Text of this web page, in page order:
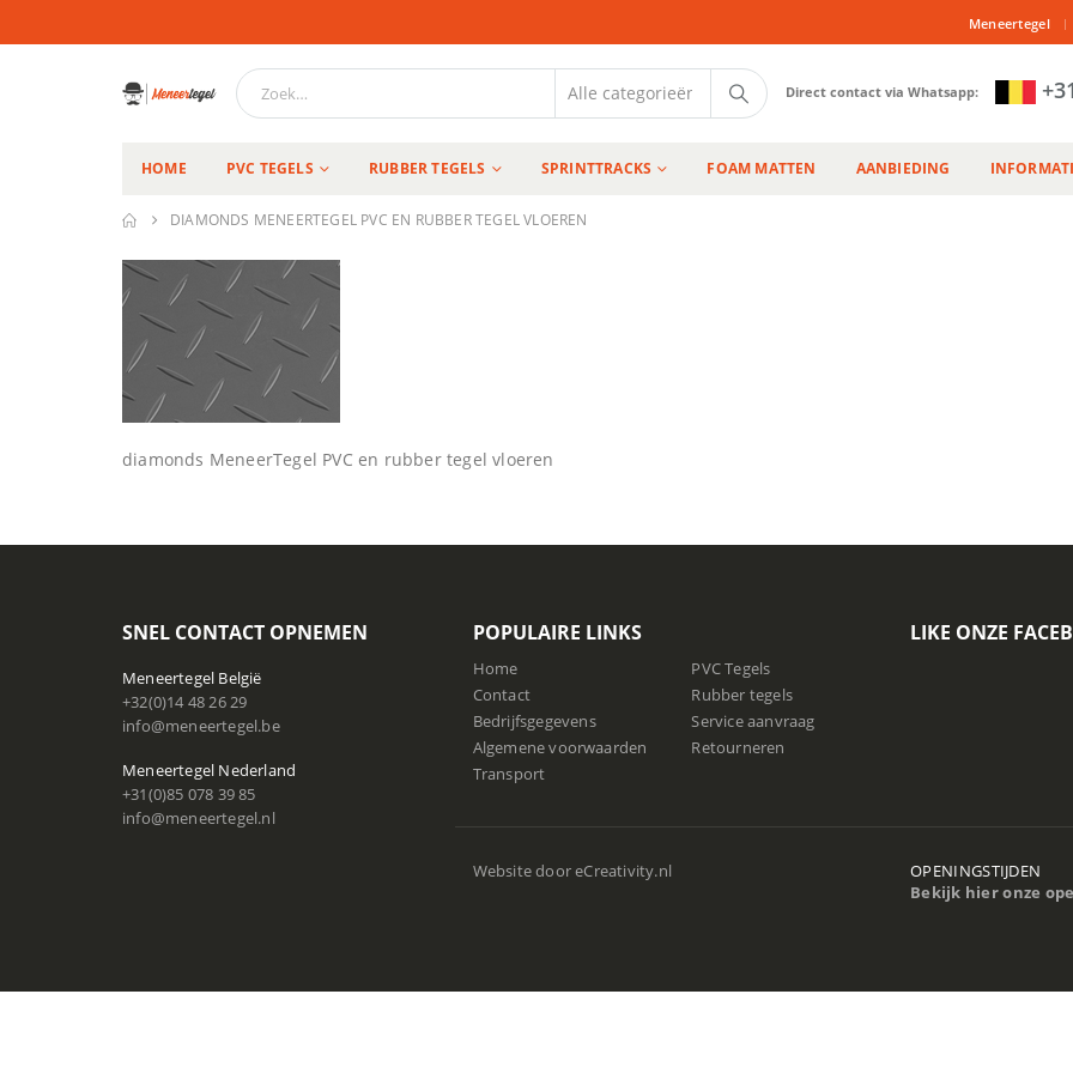
Meneertegel |
Direct contact via Whatsapp:
HOME PVC TEGELS RUBBER TEGELS SPRINTTRACKS FOAM MATTEN AANBIEDING
DIAMONDS MENEERTEGEL PVC EN RUBBER TEGEL VLOEREN
diamonds MeneerTegel PVC en rubber tegel vloeren
SNEL CONTACT OPNEMEN
Meneertegel België
+32(0)14 48 26 29
info@meneertegel.be
Meneertegel Nederland
+31(0)85 078 39 85
info@meneertegel.nl
POPULAIRE LINKS
Home
Contact
Bedrijfsgegevens
Algemene voorwaarden
Transport
PVC Tegels
Rubber tegels
Service aanvraag
Retourneren
LIKE ONZE
Website dooreCreativity.nl
OPENINGSTIJDEN
Bekijk hier onze